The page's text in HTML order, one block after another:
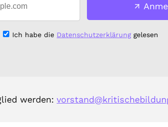
Ich habe die Datenschutzerklärunggelesen
werden: